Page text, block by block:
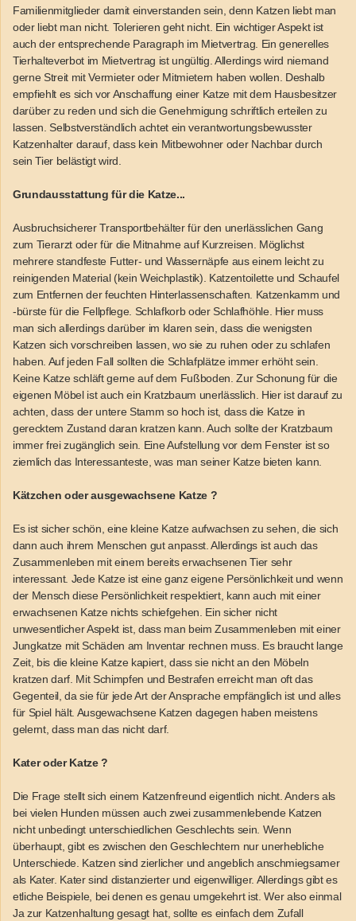
Familienmitglieder damit einverstanden sein, denn Katzen liebt man
oder liebt man nicht. Tolerieren geht nicht. Ein wichtiger Aspekt ist
auch der entsprechende Paragraph im Mietvertrag. Ein generelles
Tierhalteverbot im Mietvertrag ist ungültig. Allerdings wird niemand
gerne Streit mit Vermieter oder Mitmietern haben wollen. Deshalb
empfiehlt es sich vor Anschaffung einer Katze mit dem Hausbesitzer
darüber zu reden und sich die Genehmigung schriftlich erteilen zu
lassen. Selbstverständlich achtet ein verantwortungsbewusster
Katzenhalter darauf, dass kein Mitbewohner oder Nachbar durch
sein Tier belästigt wird.
Grundausstattung für die Katze...
Ausbruchsicherer Transportbehälter für den unerlässlichen Gang
zum Tierarzt oder für die Mitnahme auf Kurzreisen. Möglichst
mehrere standfeste Futter- und Wassernäpfe aus einem leicht zu
reinigenden Material (kein Weichplastik). Katzentoilette und Schaufel
zum Entfernen der feuchten Hinterlassenschaften. Katzenkamm und
-bürste für die Fellpflege. Schlafkorb oder Schlafhöhle. Hier muss
man sich allerdings darüber im klaren sein, dass die wenigsten
Katzen sich vorschreiben lassen, wo sie zu ruhen oder zu schlafen
haben. Auf jeden Fall sollten die Schlafplätze immer erhöht sein.
Keine Katze schläft gerne auf dem Fußboden. Zur Schonung für die
eigenen Möbel ist auch ein Kratzbaum unerlässlich. Hier ist darauf zu
achten, dass der untere Stamm so hoch ist, dass die Katze in
gerecktem Zustand daran kratzen kann. Auch sollte der Kratzbaum
immer frei zugänglich sein. Eine Aufstellung vor dem Fenster ist so
ziemlich das Interessanteste, was man seiner Katze bieten kann.
Kätzchen oder ausgewachsene Katze ?
Es ist sicher schön, eine kleine Katze aufwachsen zu sehen, die sich
dann auch ihrem Menschen gut anpasst. Allerdings ist auch das
Zusammenleben mit einem bereits erwachsenen Tier sehr
interessant. Jede Katze ist eine ganz eigene Persönlichkeit und wenn
der Mensch diese Persönlichkeit respektiert, kann auch mit einer
erwachsenen Katze nichts schiefgehen. Ein sicher nicht
unwesentlicher Aspekt ist, dass man beim Zusammenleben mit einer
Jungkatze mit Schäden am Inventar rechnen muss. Es braucht lange
Zeit, bis die kleine Katze kapiert, dass sie nicht an den Möbeln
kratzen darf. Mit Schimpfen und Bestrafen erreicht man oft das
Gegenteil, da sie für jede Art der Ansprache empfänglich ist und alles
für Spiel hält. Ausgewachsene Katzen dagegen haben meistens
gelernt, dass man das nicht darf.
Kater oder Katze ?
Die Frage stellt sich einem Katzenfreund eigentlich nicht. Anders als
bei vielen Hunden müssen auch zwei zusammenlebende Katzen
nicht unbedingt unterschiedlichen Geschlechts sein. Wenn
überhaupt, gibt es zwischen den Geschlechtern nur unerhebliche
Unterschiede. Katzen sind zierlicher und angeblich anschmiegsamer
als Kater. Kater sind distanzierter und eigenwilliger. Allerdings gibt es
etliche Beispiele, bei denen es genau umgekehrt ist. Wer also einmal
Ja zur Katzenhaltung gesagt hat, sollte es einfach dem Zufall